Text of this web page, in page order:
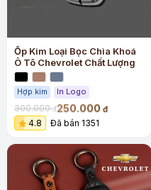
Ốp Kim Loại Bọc Chìa Khoá
Ô Tô Chevrolet Chất Lượng
Hợp kim In Logo
300.000đ250.000 đ
4.8 Đã bán 1351